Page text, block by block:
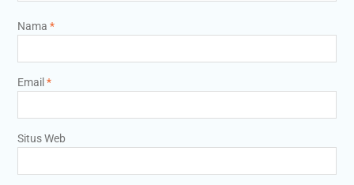
Nama *
Email *
Situs Web